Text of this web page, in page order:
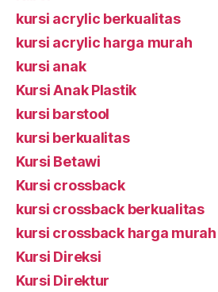
kursi acrylic berkualitas
kursi acrylic harga murah
kursi anak
Kursi Anak Plastik
kursi barstool
kursi berkualitas
Kursi Betawi
Kursi crossback
kursi crossback berkualitas
kursi crossback harga murah
Kursi Direksi
Kursi Direktur